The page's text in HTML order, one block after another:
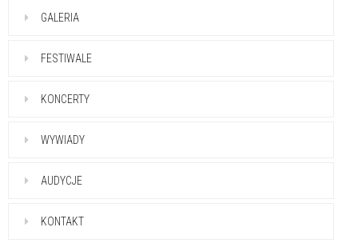
GALERIA
FESTIWALE
KONCERTY
WYWIADY
AUDYCJE
KONTAKT